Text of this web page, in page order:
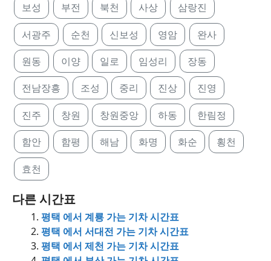
보성 부전 북천 사상 삼랑진
서광주 순천 신보성 영암 완사
원동 이양 일로 임성리 장동
전남장흥 조성 중리 진상 진영
진주 창원 창원중앙 하동 한림정
함안 함평 해남 화명 화순 횡천
효천
다른 시간표
평택 에서 계룡 가는 기차 시간표
평택 에서 서대전 가는 기차 시간표
평택 에서 제천 가는 기차 시간표